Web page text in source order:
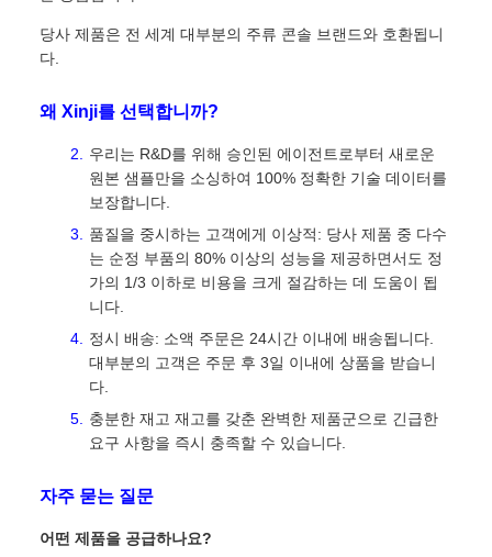
당사 제품은 전 세계 대부분의 주류 콘솔 브랜드와 호환됩니
다.
왜 Xinji를 선택합니까?
우리는 R&D를 위해 승인된 에이전트로부터 새로운
원본 샘플만을 소싱하여 100% 정확한 기술 데이터를
보장합니다.
품질을 중시하는 고객에게 이상적: 당사 제품 중 다수
는 순정 부품의 80% 이상의 성능을 제공하면서도 정
가의 1/3 이하로 비용을 크게 절감하는 데 도움이 됩
니다.
정시 배송: 소액 주문은 24시간 이내에 배송됩니다.
대부분의 고객은 주문 후 3일 이내에 상품을 받습니
다.
충분한 재고 재고를 갖춘 완벽한 제품군으로 긴급한
요구 사항을 즉시 충족할 수 있습니다.
자주 묻는 질문
어떤 제품을 공급하나요?